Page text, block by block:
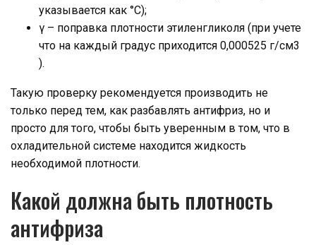
указывается как °С);
γ – поправка плотности этиленгликоля (при учете
что на каждый градус приходится 0,000525 г/см3
).
Такую проверку рекомендуется производить не
только перед тем, как разбавлять антифриз, но и
просто для того, чтобы быть уверенным в том, что в
охладительной системе находится жидкость
необходимой плотности.
Какой должна быть плотность
антифриза